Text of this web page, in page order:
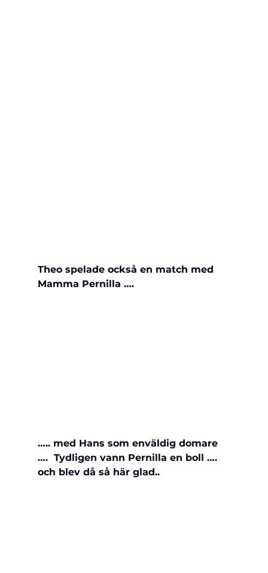
Theo spelade också en match med
Mamma Pernilla ….
….. med Hans som enväldig domare
….  Tydligen vann Pernilla en boll ….
och blev då så här glad..